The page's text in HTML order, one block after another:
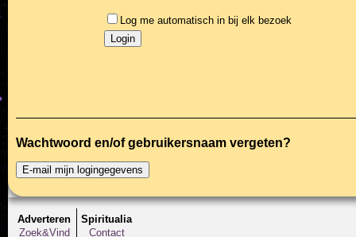
Log me automatisch in bij elk bezoek
Wachtwoord en/of gebruikersnaam vergeten?
Adverteren
Zoek&Vind
Spiritualia
Contact